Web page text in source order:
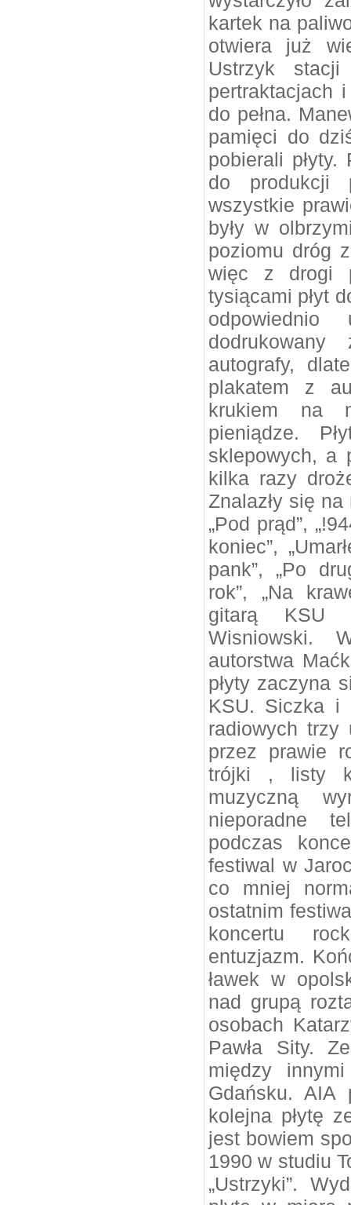
kartek na
otwiera już
Ustrzyk
pertraktacjach
do pełna.
pamięci do
pobierali płyty.
do produkcji
wszystkie
były w
poziomu dróg
więc z drogi
tysiącami płyt
autografy,
plakatem z
krukiem na
pieniądze.
sklepowych, a
kilka razy
Znalazły się
„Pod prąd”,
koniec”,
pank”, „Po
rok”, „Na
gitarą KSU
Wisniowski.
autorstwa
płyty zaczyna
KSU. Siczka i
radiowych trzy
przez prawie
trójki , listy
muzyczną
nieporadne
podczas
festiwal w
co mniej
ostatnim
koncertu
entuzjazm.
ławek w
nad grupą
osobach
Pawła Sity.
między
Gdańsku.
kolejna płytę
jest bowiem
1990 w studiu
„Ustrzyki”.